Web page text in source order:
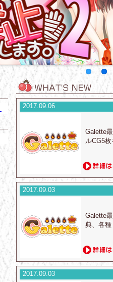
2017.09.06
Galette
ルCG5
2017.09.03
Galette
典、各
2017.09.03